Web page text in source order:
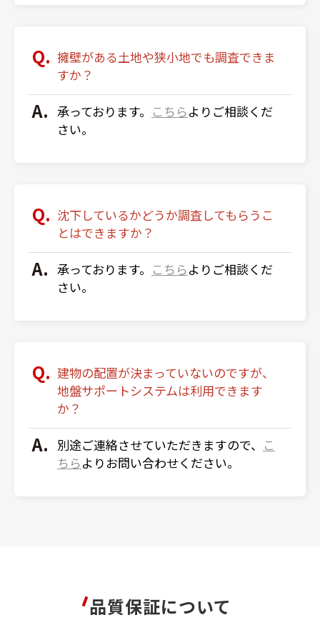
擁壁がある土地や狭小地でも調査できま
すか？
承っております。 こちらよりご相談くだ
さい。
沈下しているかどうか調査してもらうこ
とはできますか？
承っております。 こちらよりご相談くだ
さい。
建物の配置が決まっていないのですが、
地盤サポートシステムは利用できます
か？
別途ご連絡させていただきますので、 こ
ちらよりお問い合わせください。
品質保証について